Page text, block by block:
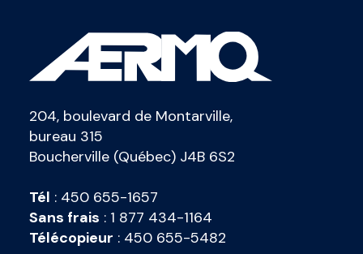
204, boulevard de Montarville,
bureau 315
Boucherville (Québec) J4B 6S2
Tél : 450 655-1657
Sans frais : 1 877 434-1164
Télécopieur : 450 655-5482